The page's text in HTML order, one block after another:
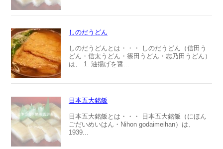
しのだうどん
しのだうどんとは・・・ しのだうどん（信田う
どん・信太うどん・篠田うどん・志乃田うどん）
は、 1. 油揚げを醤...
日本五大銘飯
日本五大銘飯とは・・・ 日本五大銘飯（にほん
ごだいめいはん・Nihon godaimeihan）は、
1939...